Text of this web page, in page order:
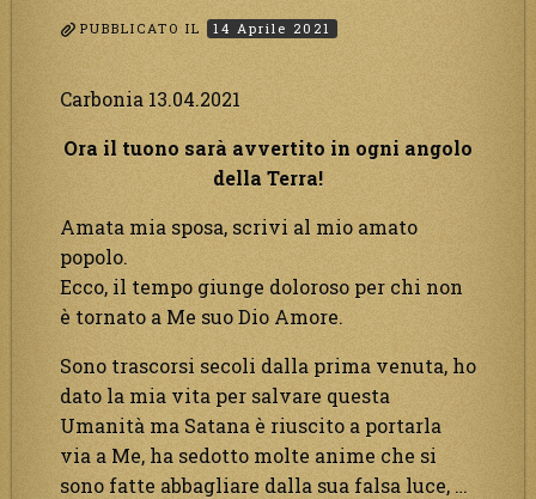
PUBBLICATO IL 14 Aprile 2021
Carbonia 13.04.2021
Ora il tuono sarà avvertito in ogni angolo
della Terra!
Amata mia sposa, scrivi al mio amato
popolo.
Ecco, il tempo giunge doloroso per chi non
è tornato a Me suo Dio Amore.
Sono trascorsi secoli dalla prima venuta, ho
dato la mia vita per salvare questa
Umanità ma Satana è riuscito a portarla
via a Me, ha sedotto molte anime che si
sono fatte abbagliare dalla sua falsa luce, …